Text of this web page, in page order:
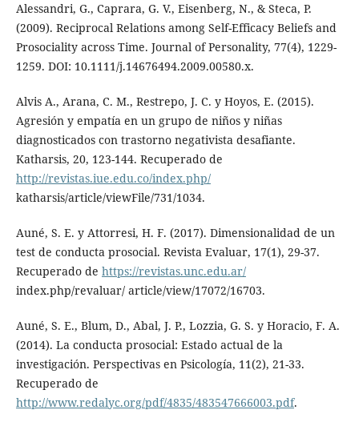
Alessandri, G., Caprara, G. V., Eisenberg, N., & Steca, P.
(2009). Reciprocal Relations among Self-Efficacy Beliefs and
Prosociality across Time. Journal of Personality, 77(4), 1229-
1259. DOI: 10.1111/j.14676494.2009.00580.x.
Alvis A., Arana, C. M., Restrepo, J. C. y Hoyos, E. (2015).
Agresión y empatía en un grupo de niños y niñas
diagnosticados con trastorno negativista desafiante.
Katharsis, 20, 123-144. Recuperado de
http://revistas.iue.edu.co/index.php/
katharsis/article/viewFile/731/1034.
Auné, S. E. y Attorresi, H. F. (2017). Dimensionalidad de un
test de conducta prosocial. Revista Evaluar, 17(1), 29-37.
Recuperado de https://revistas.unc.edu.ar/
index.php/revaluar/ article/view/17072/16703.
Auné, S. E., Blum, D., Abal, J. P., Lozzia, G. S. y Horacio, F. A.
(2014). La conducta prosocial: Estado actual de la
investigación. Perspectivas en Psicología, 11(2), 21-33.
Recuperado de
http://www.redalyc.org/pdf/4835/483547666003.pdf.